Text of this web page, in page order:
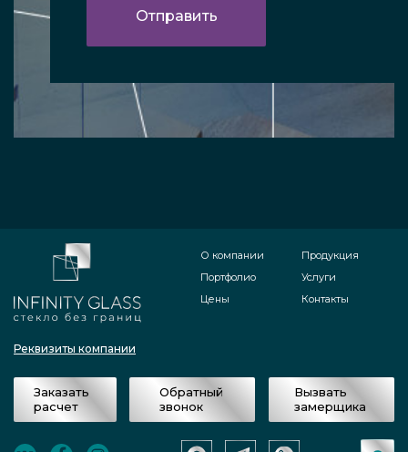
Реквизиты компании
О компании
Портфолио
Цены
Продукция
Услуги
Контакты
Заказать
расчет
Обратный
звонок
Вызвать
замерщика